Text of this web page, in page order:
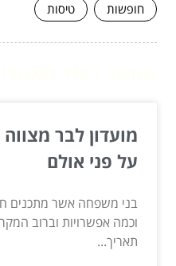
חופשות
טיסות
מועדון לבר
על פני אולם
בני משפחה אשר מתכנים
וכמה אפשרויות וברוב
תאריך...